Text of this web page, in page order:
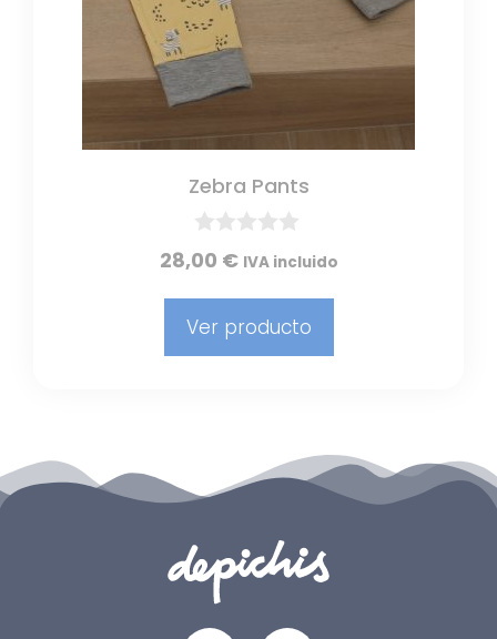
Zebra Pants
0
d
28,00 € IVA incluido
Ver producto